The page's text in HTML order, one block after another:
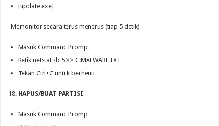
[update.exe]
Memonitor secara terus menerus (tiap 5 detik)
Masuk Command Prompt
Ketik netstat -b 5 >> C:MALWARE.TXT
Tekan Ctrl+C untuk berhenti
HAPUS/BUAT PARTISI
Masuk Command Prompt